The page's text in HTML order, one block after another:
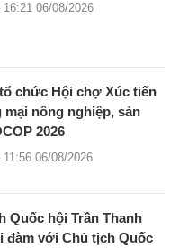
16:21 06/08/2026
chức Hội chợ Xúc tiến
nông nghiệp, sản
2026
11:56 06/08/2026
Quốc hội Trần Thanh
đàm với Chủ tịch Quốc